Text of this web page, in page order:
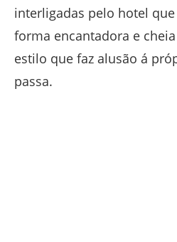
interligadas pelo hotel
forma encantadora e
estilo que faz alusão á
passa.